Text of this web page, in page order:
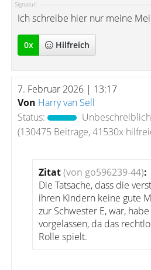
Signatur:
Ich schreibe hier nur meine
0x Hilfreich
7. Februar 2026 | 13:17
Von Harry van Sell
Status:
Unbeschreiblich
(130475 Beiträge, 41530x
Zitat(von go596239-44):
Die Tatsache, dass die
ihren Kindern keine gute
zur Schwester E, war,
vorgelassen, da das
Rolle spielt.